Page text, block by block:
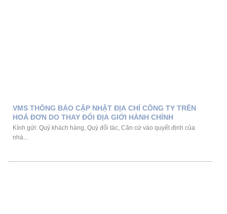
VMS THÔNG BÁO CẬP NHẬT ĐỊA CHỈ CÔNG TY TRÊN
HOÁ ĐƠN DO THAY ĐỔI ĐỊA GIỚI HÀNH CHÍNH
Kính gửi: Quý khách hàng, Quý đối tác, Căn cứ vào quyết định của
nhà...